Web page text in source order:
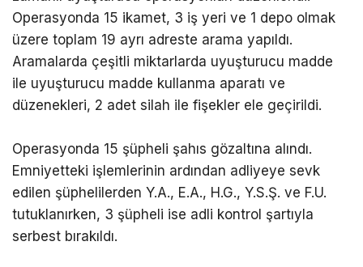
zamanlı uyuşturucu operasyonları düzenlendi.
Operasyonda 15 ikamet, 3 iş yeri ve 1 depo olmak
üzere toplam 19 ayrı adreste arama yapıldı.
Aramalarda çeşitli miktarlarda uyuşturucu madde
ile uyuşturucu madde kullanma aparatı ve
Operasyonda 15 şüpheli şahıs gözaltına alındı.
Emniyetteki işlemlerinin ardından adliyeye sevk
edilen şüphelilerden Y.A., E.A., H.G., Y.S.Ş. ve F.U.
tutuklanırken, 3 şüpheli ise adli kontrol şartıyla